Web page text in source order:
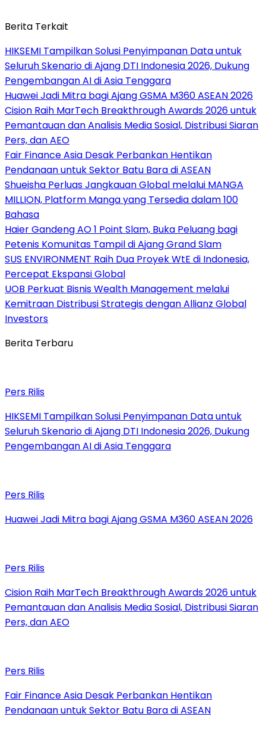
Berita Terkait
HIKSEMI Tampilkan Solusi Penyimpanan Data untuk
Seluruh Skenario di Ajang DTI Indonesia 2026, Dukung
Pengembangan AI di Asia Tenggara
Huawei Jadi Mitra bagi Ajang GSMA M360 ASEAN 2026
Cision Raih MarTech Breakthrough Awards 2026 untuk
Pemantauan dan Analisis Media Sosial, Distribusi Siaran
Pers, dan AEO
Fair Finance Asia Desak Perbankan Hentikan
Pendanaan untuk Sektor Batu Bara di ASEAN
Shueisha Perluas Jangkauan Global melalui MANGA
MILLION, Platform Manga yang Tersedia dalam 100
Bahasa
Haier Gandeng AO 1 Point Slam, Buka Peluang bagi
Petenis Komunitas Tampil di Ajang Grand Slam
SUS ENVIRONMENT Raih Dua Proyek WtE di Indonesia,
Percepat Ekspansi Global
UOB Perkuat Bisnis Wealth Management melalui
Kemitraan Distribusi Strategis dengan Allianz Global
Investors
Berita Terbaru
Pers Rilis
HIKSEMI Tampilkan Solusi Penyimpanan Data untuk
Seluruh Skenario di Ajang DTI Indonesia 2026, Dukung
Pengembangan AI di Asia Tenggara
Pers Rilis
Huawei Jadi Mitra bagi Ajang GSMA M360 ASEAN 2026
Pers Rilis
Cision Raih MarTech Breakthrough Awards 2026 untuk
Pemantauan dan Analisis Media Sosial, Distribusi Siaran
Pers, dan AEO
Pers Rilis
Fair Finance Asia Desak Perbankan Hentikan
Pendanaan untuk Sektor Batu Bara di ASEAN